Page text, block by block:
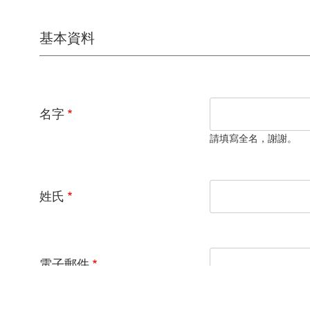
基本資料
名字
請填寫全名，謝謝。
姓氏
電子郵件